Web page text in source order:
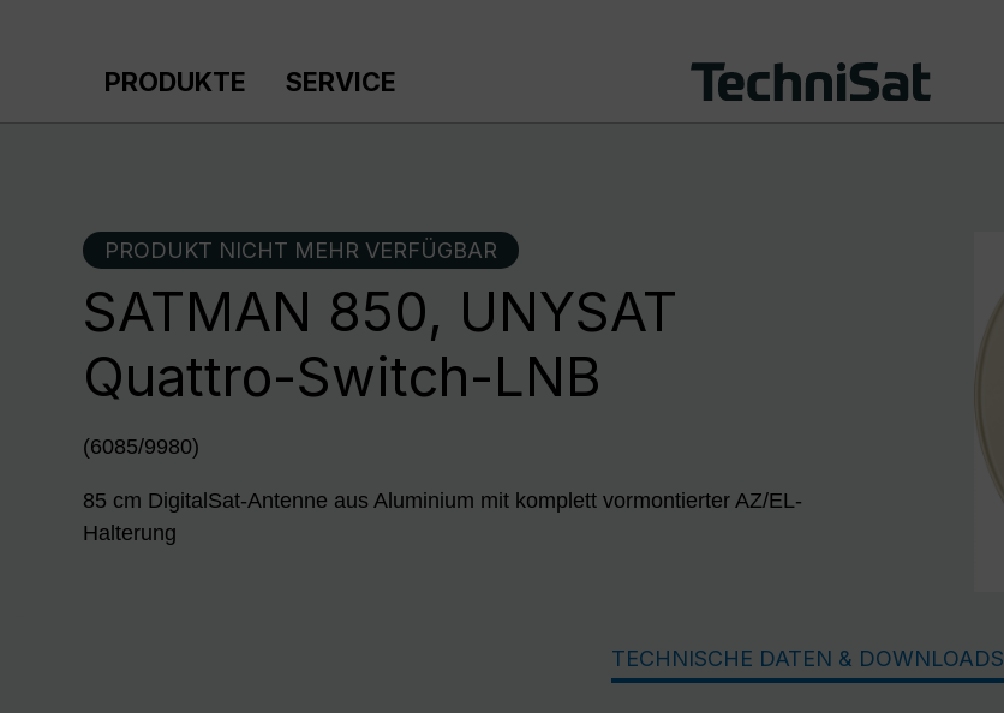
PRODUKTE SERVICE
PRODUKT NICHT MEHR VERFÜGBAR
SATMAN 850, UNYSAT
Quattro-Switch-LNB
(6085/9980)
85 cm DigitalSat-Antenne aus Aluminium mit komplett vormontierter AZ/EL-
Halterung
TECHNISCHE DATEN & DOWNLOADS